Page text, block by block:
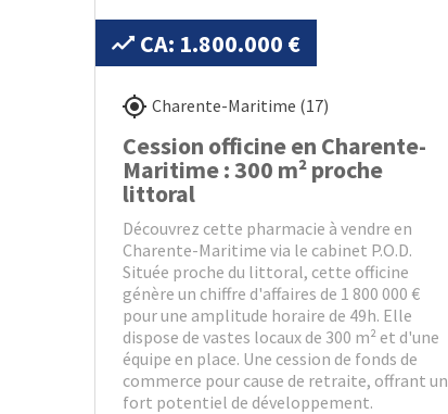
CA: 1.800.000 €
Charente-Maritime (17)
Cession officine en Charente-
Maritime : 300 m² proche
littoral
Découvrez cette pharmacie à vendre en
Charente-Maritime via le cabinet P.O.D.
Située proche du littoral, cette officine
génère un chiffre d'affaires de 1 800 000 €
pour une amplitude horaire de 49h. Elle
dispose de vastes locaux de 300 m² et d'une
équipe en place. Une cession de fonds de
commerce pour cause de retraite, offrant un
fort potentiel de développement.